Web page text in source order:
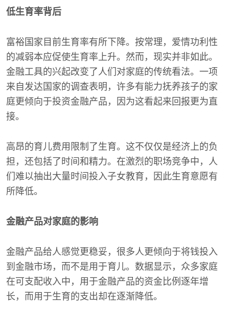
低生育率背后
富裕国家目前生育率有所下降。按常理，爱情功利性
的减弱本应促使生育率上升。然而，现实并非如此。
金融工具的兴起改变了人们对家庭的传统看法。一项
来自发达国家的调查表明，许多有能力抚养孩子的家
庭更倾向于投资金融产品，因为这看起来回报更为直
接。
高昂的育儿费用限制了生育。这不仅仅是经济上的负
担，还包括了时间和精力。在激烈的职场竞争中，人
们难以抽出大量时间投入子女教育，因此生育意愿有
所降低。
金融产品对家庭的影响
金融产品给人感觉更稳妥，很多人更倾向于将钱投入
到金融市场，而不是用于育儿。数据显示，众多家庭
在可支配收入中，用于金融产品的资金比例逐年增
长，而用于生育的支出却在逐渐降低。